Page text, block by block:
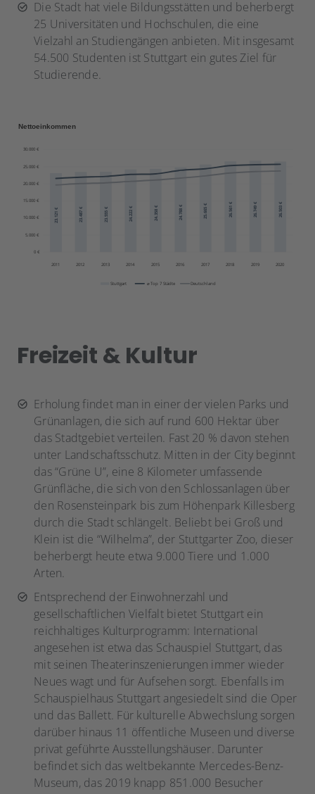
Die Stadt hat viele Bildungsstätten und beherbergt
25 Universitäten und Hochschulen, die eine
Vielzahl an Studiengängen anbieten. Mit insgesamt
54.500 Studenten ist Stuttgart ein gutes Ziel für
Studierende.
Freizeit & Kultur
Erholung findet man in einer der vielen Parks und
Grünanlagen, die sich auf rund 600 Hektar über
das Stadtgebiet verteilen. Fast 20 % davon stehen
unter Landschaftsschutz. Mitten in der City beginnt
das “Grüne U”, eine 8 Kilometer umfassende
Grünfläche, die sich von den Schlossanlagen über
den Rosensteinpark bis zum Höhenpark Killesberg
durch die Stadt schlängelt. Beliebt bei Groß und
Klein ist die “Wilhelma”, der Stuttgarter Zoo, dieser
beherbergt heute etwa 9.000 Tiere und 1.000
Arten.
Entsprechend der Einwohnerzahl und
gesellschaftlichen Vielfalt bietet Stuttgart ein
reichhaltiges Kulturprogramm: International
angesehen ist etwa das Schauspiel Stuttgart, das
mit seinen Theaterinszenierungen immer wieder
Neues wagt und für Aufsehen sorgt. Ebenfalls im
Schauspielhaus Stuttgart angesiedelt sind die Oper
und das Ballett. Für kulturelle Abwechslung sorgen
darüber hinaus 11 öffentliche Museen und diverse
privat geführte Ausstellungshäuser. Darunter
befindet sich das weltbekannte Mercedes-Benz-
Museum, das 2019 knapp 851.000 Besucher